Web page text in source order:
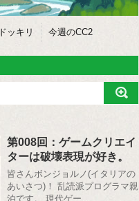
ドッキリ 今週のCC2
第008回：ゲームクリエイ
ターは破壊表現が好き。
皆さんボンジョルノ(イタリアの
あいさつ)！ 乱読派プログラマ親
泊です。 現代ゲー…